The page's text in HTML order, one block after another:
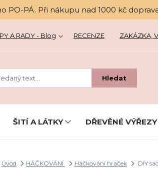
PO-PÁ. Při nákupu nad 1000 kč
A RADY - Blog RECENZE ZAKÁZKA,
Hledat
ŠITÍ A LÁTKY DŘEVĚNÉ VÝŘEZY
Úvod HÁČKOVÁNÍ Háčkování hraček DIY